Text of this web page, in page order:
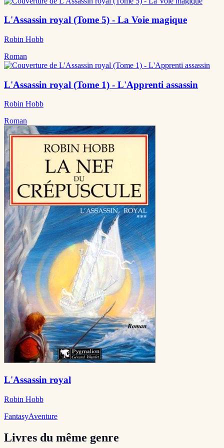
L'Assassin royal (Tome 5) - La Voie magique
Robin Hobb
Roman
L'Assassin royal (Tome 1) - L'Apprenti assassin
Robin Hobb
Roman
L'Assassin royal
Robin Hobb
FantasyAventure
Livres du même genre